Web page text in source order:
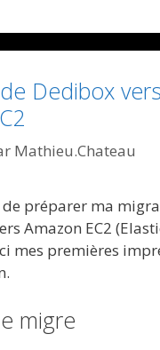
Dedibox vers
Mathieu.Chateau
de préparer ma
Amazon EC2
mes premières
migre